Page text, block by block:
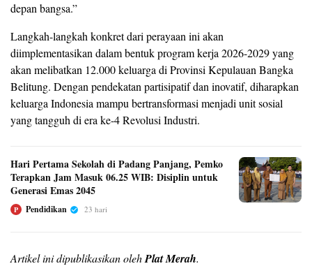
depan bangsa.”
Langkah-langkah konkret dari perayaan ini akan
diimplementasikan dalam bentuk program kerja 2026-2029 yang
akan melibatkan 12.000 keluarga di Provinsi Kepulauan Bangka
Belitung. Dengan pendekatan partisipatif dan inovatif, diharapkan
keluarga Indonesia mampu bertransformasi menjadi unit sosial
yang tangguh di era ke-4 Revolusi Industri.
Hari Pertama Sekolah di Padang Panjang, Pemko
Terapkan Jam Masuk 06.25 WIB: Disiplin untuk
Generasi Emas 2045
P Pendidikan 23 hari
Artikel ini dipublikasikan olehPlat Merah.